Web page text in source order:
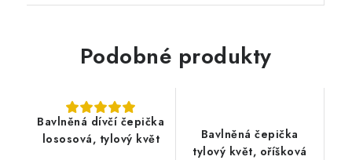
Podobné produkty
Bavlněná dívčí čepička
lososová, tylový květ
Bavlněná čepička
tylový květ, oříšková